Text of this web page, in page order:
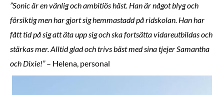
”Sonic är en vänlig och ambitiös häst. Han är något blyg och
försiktig men har gjort sig hemmastadd på ridskolan. Han har
fått tid på sig att äta upp sig och ska fortsätta vidareutbildas och
stärkas mer. Alltid glad och trivs bäst med sina tjejer Samantha
och Dixie!”– Helena, personal